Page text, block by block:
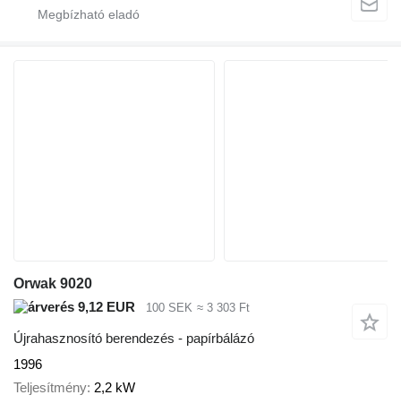
Orwak 9020
9,12 EUR
100 SEK ≈ 3 303 Ft
Újrahasznosító berendezés - papírbálázó
1996
Teljesítmény 2,2 kW